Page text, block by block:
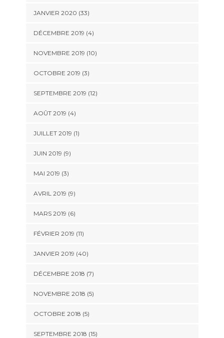
JANVIER 2020 (33)
DÉCEMBRE 2019 (4)
NOVEMBRE 2019 (10)
OCTOBRE 2019 (3)
SEPTEMBRE 2019 (12)
AOÛT 2019 (4)
JUILLET 2019 (1)
JUIN 2019 (9)
MAI 2019 (3)
AVRIL 2019 (9)
MARS 2019 (6)
FÉVRIER 2019 (11)
JANVIER 2019 (40)
DÉCEMBRE 2018 (7)
NOVEMBRE 2018 (5)
OCTOBRE 2018 (5)
SEPTEMBRE 2018 (15)